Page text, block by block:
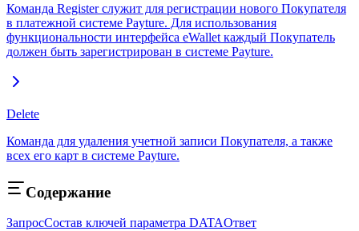
Команда Register служит для регистрации нового Покупателя
в платежной системе Payture. Для использования
функциональности интерфейса eWallet каждый Покупатель
должен быть зарегистрирован в системе Payture.
Delete
Команда для удаления учетной записи Покупателя, а также
всех его карт в системе Payture.
Содержание
ЗапросСостав ключей параметра DATAОтвет